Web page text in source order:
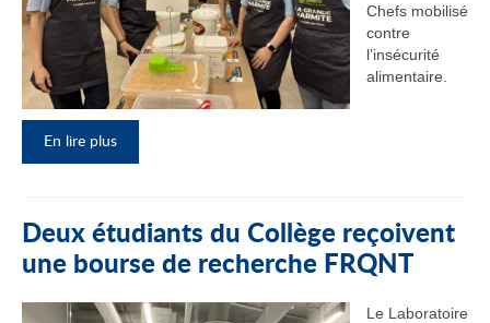
Chefs mobilisé
contre
l’insécurité
alimentaire.
En lire plus
Deux étudiants du Collège reçoivent
une bourse de recherche FRQNT
Le Laboratoire